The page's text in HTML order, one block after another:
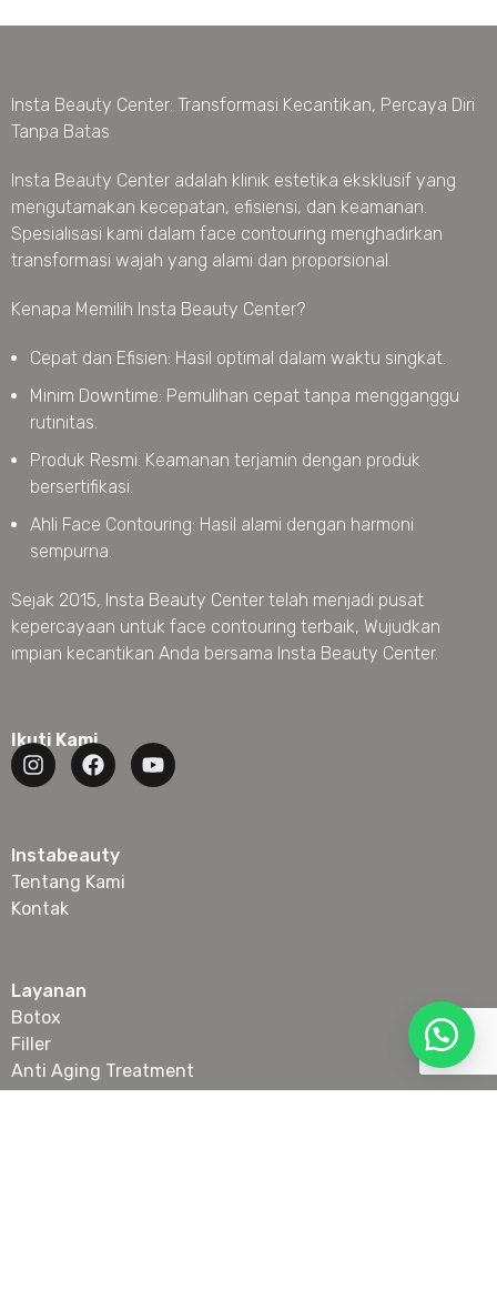
Insta Beauty Center: Transformasi Kecantikan, Percaya Diri
Tanpa Batas
Insta Beauty Center adalah klinik estetika eksklusif yang
mengutamakan kecepatan, efisiensi, dan keamanan.
Spesialisasi kami dalam face contouring menghadirkan
transformasi wajah yang alami dan proporsional.
Kenapa Memilih Insta Beauty Center?
Cepat dan Efisien: Hasil optimal dalam waktu singkat.
Minim Downtime: Pemulihan cepat tanpa mengganggu
rutinitas.
Produk Resmi: Keamanan terjamin dengan produk
bersertifikasi.
Ahli Face Contouring: Hasil alami dengan harmoni
sempurna.
Sejak 2015, Insta Beauty Center telah menjadi pusat
kepercayaan untuk face contouring terbaik, Wujudkan
impian kecantikan Anda bersama Insta Beauty Center.
Ikuti Kami
Instabeauty
Tentang Kami
Kontak
Layanan
Botox
Filler
Anti Aging Treatment
Laser & IPL